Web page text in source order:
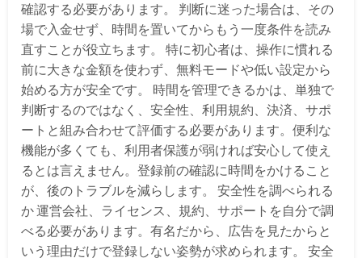
確認する必要があります。 判断に迷った場合は、その
場で入金せず、時間を置いてからもう一度条件を読み
直すことが役立ちます。 特に初心者は、操作に慣れる
前に大きな金額を使わず、無料モードや低い設定から
始める方が安全です。 時間を管理できるかは、単独で
判断するのではなく、安全性、利用規約、決済、サポ
ートと組み合わせて評価する必要があります。便利な
機能が多くても、利用者保護が弱ければ安心して使え
るとは言えません。登録前の確認に時間をかけること
が、後のトラブルを減らします。 安全性を調べられる
か 運営会社、ライセンス、規約、サポートを自分で調
べる必要があります。有名だから、広告を見たからと
いう理由だけで登録しない姿勢が求められます。 安全